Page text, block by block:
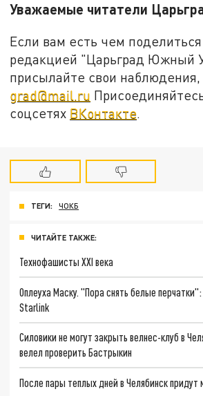
Уважаемые читатели
Если вам есть чем
редакцией "Царьград Южный
присылайте свои наблюдения,
grad@mail.ru
соцсетях ВКонтакте.
ТЕГИ: ЧОКБ
ЧИТАЙТЕ ТАКЖЕ:
Технофашисты XXI века
Оплеуха Маску. "Пора снять белые
Starlink
Силовики не могут закрыть велнес-клуб в
велел проверить Бастрыкин
После пары теплых дней в Челябинск придут